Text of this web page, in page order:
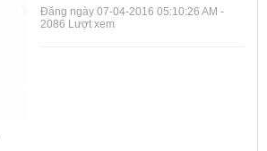
Đăng ngày 07-04-2016 05:10:26 AM -
2086 Lượt xem